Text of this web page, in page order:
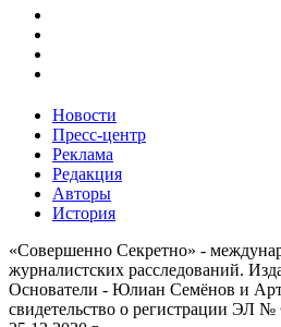
Новости
Пресс-центр
Реклама
Редакция
Авторы
История
«Совершенно Секретно» -
журналистских расследований.
Основатели - Юлиан Семёнов и
свидетельство о регистрации ЭЛ